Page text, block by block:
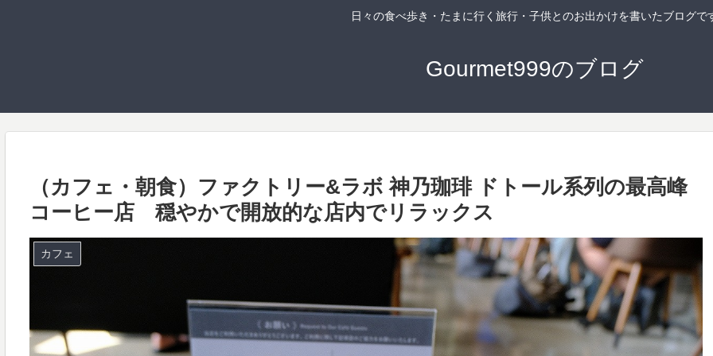
日々の食べ歩き・たまに行く旅行・子供とのお出かけを書いたブログで
Gourmet999のブログ
（カフェ・朝食）ファクトリー&ラボ 神乃珈琲 ドトール系列の最高峰
コーヒー店 穏やかで開放的な店内でリラックス
カフェ